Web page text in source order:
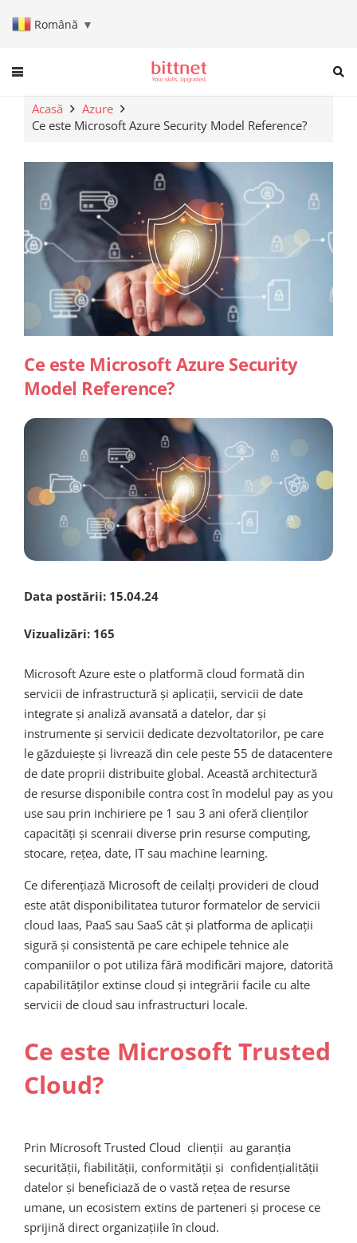
Română ▼
When autocomplete results
Acasă
Azure
Ce este Microsoft Azure Security Model Reference?
Ce este Microsoft Azure Security
Model Reference?
Data postării: 15.04.24
Vizualizări: 165
Microsoft Azure este o platformă cloud formată din
servicii de infrastructură și aplicații, servicii de date
integrate și analiză avansată a datelor, dar și
instrumente și servicii dedicate dezvoltatorilor, pe care
le găzduiește și livrează din cele peste 55 de datacentere
de date proprii distribuite global. Această architectură
de resurse disponibile contra cost în modelul pay as you
use sau prin inchiriere pe 1 sau 3 ani oferă clienților
capacități și scenraii diverse prin resurse computing,
stocare, rețea, date, IT sau machine learning.
Ce diferențiază Microsoft de ceilalți provideri de cloud
este atât disponibilitatea tuturor formatelor de servicii
cloud Iaas, PaaS sau SaaS cât și platforma de aplicații
sigură și consistentă pe care echipele tehnice ale
companiilor o pot utiliza fără modificări majore, datorită
capabilităților extinse cloud și integrării facile cu alte
servicii de cloud sau infrastructuri locale.
Ce este Microsoft Trusted
Cloud?
Prin Microsoft Trusted Cloud clienții au garanția
securității, fiabilității, conformității și confidențialității
datelor și beneficiază de o vastă rețea de resurse
umane, un ecosistem extins de parteneri și procese ce
sprijină direct organizațiile în cloud.